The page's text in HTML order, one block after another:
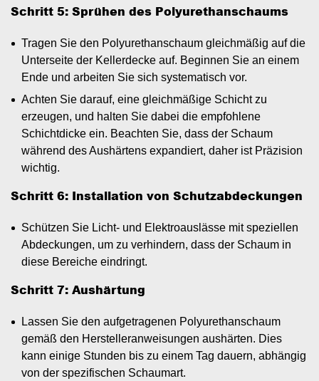
Schritt 5: Sprühen des Polyurethanschaums
Tragen Sie den Polyurethanschaum gleichmäßig auf die
Unterseite der Kellerdecke auf. Beginnen Sie an einem
Ende und arbeiten Sie sich systematisch vor.
Achten Sie darauf, eine gleichmäßige Schicht zu
erzeugen, und halten Sie dabei die empfohlene
Schichtdicke ein. Beachten Sie, dass der Schaum
während des Aushärtens expandiert, daher ist Präzision
wichtig.
Schritt 6: Installation von Schutzabdeckungen
Schützen Sie Licht- und Elektroauslässe mit speziellen
Abdeckungen, um zu verhindern, dass der Schaum in
diese Bereiche eindringt.
Schritt 7: Aushärtung
Lassen Sie den aufgetragenen Polyurethanschaum
gemäß den Herstelleranweisungen aushärten. Dies
kann einige Stunden bis zu einem Tag dauern, abhängig
von der spezifischen Schaumart.